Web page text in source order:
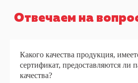
Какого качества продукция,
сертификат, предоставляются ли
качества?
143310, Московская область, г. Наро-
Фоминск, Тургеневский тупик д.1
Адрес: